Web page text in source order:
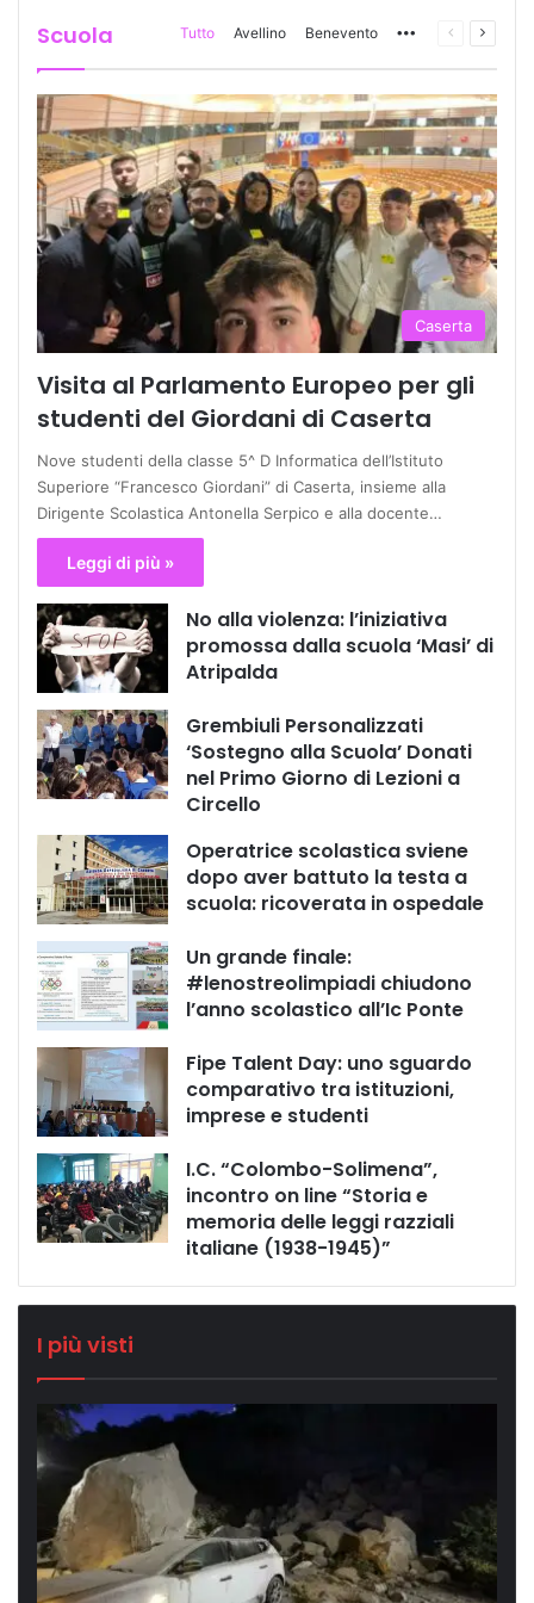
Scuola Tutto Avellino Benevento More Pagina
Caserta
Visita al Parlamento Europeo per gli
studenti del Giordani di Caserta
Nove studenti della classe 5^ D Informatica dell’Istituto
Superiore “Francesco Giordani” di Caserta, insieme alla
Dirigente Scolastica Antonella Serpico e alla docente…
Leggi di più »
No alla violenza: l’iniziativa
promossa dalla scuola ‘Masi’ di
Atripalda
Grembiuli Personalizzati
‘Sostegno alla Scuola’ Donati
nel Primo Giorno di Lezioni a
Circello
Operatrice scolastica sviene
dopo aver battuto la testa a
scuola: ricoverata in ospedale
Un grande finale:
#lenostreolimpiadi chiudono
l’anno scolastico all’Ic Ponte
Fipe Talent Day: uno sguardo
comparativo tra istituzioni,
imprese e studenti
I.C. “Colombo-Solimena”,
incontro on line “Storia e
memoria delle leggi razziali
italiane (1938-1945)”
I più visti